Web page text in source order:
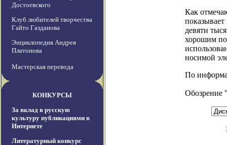
Достоевского
Клуб любителей творчества
Гайто Газданова
Энциклопедия Андрея
Платонова
Мастерская перевода
КОНКУРСЫ
За вклад в русскую
культуру публикациями в
Интернете
Литературный конкурс
Как
девяти
хорошим
носимой
По
Обозрение